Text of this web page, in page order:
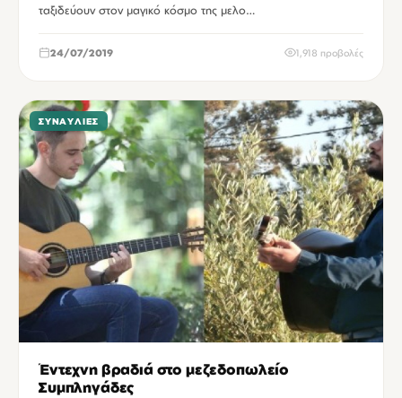
ταξιδεύουν στον μαγικό κόσμο της μελο…
24/07/2019 1,918 προβολές
ΣΥΝΑΥΛΊΕΣ
Έντεχνη βραδιά στο μεζεδοπωλείο
Συμπληγάδες